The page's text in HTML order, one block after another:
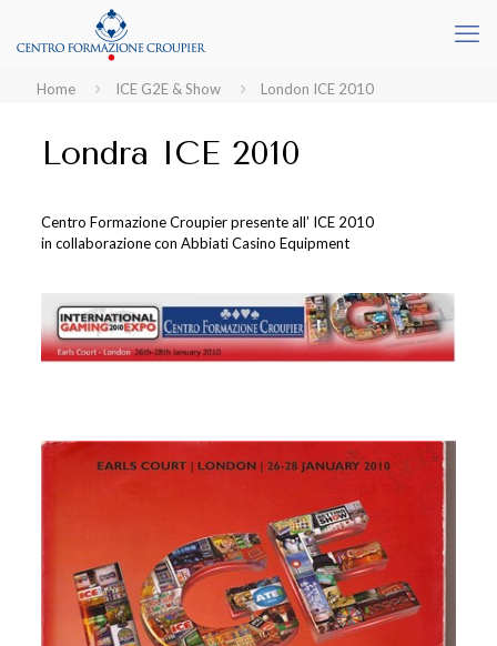
Home ICE G2E & Show London ICE 2010
Londra ICE 2010
Centro Formazione Croupier presente all’ ICE 2010
in collaborazione con Abbiati Casino Equipment